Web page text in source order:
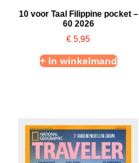
10 voor Taal Filippine pocket –
60 2026
€ 5,95
+ In winkelmand